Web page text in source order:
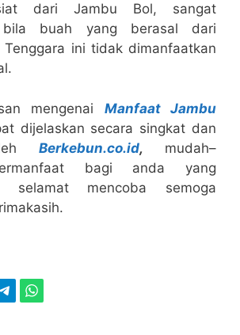
dari Jambu Bol, sangat
bila buah yang berasal dari
Tenggara ini tidak dimanfaatkan
mengenai Manfaat Jambu
dijelaskan secara singkat dan
Berkebun.co.id, mudah–
bagi anda yang
selamat mencoba semoga